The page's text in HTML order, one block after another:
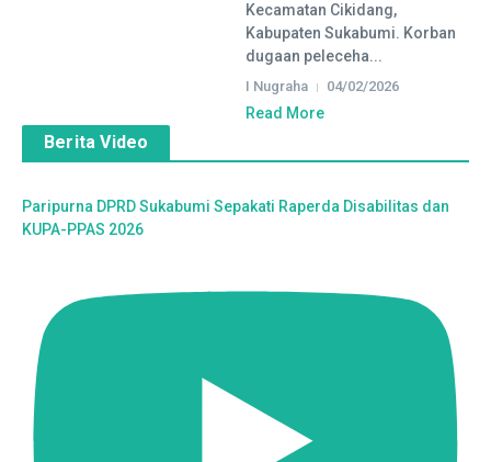
Kecamatan Cikidang,
Kabupaten Sukabumi. Korban
dugaan peleceha...
I Nugraha 04/02/2026
Read More
Berita Video
Paripurna DPRD Sukabumi Sepakati Raperda Disabilitas dan
KUPA-PPAS 2026